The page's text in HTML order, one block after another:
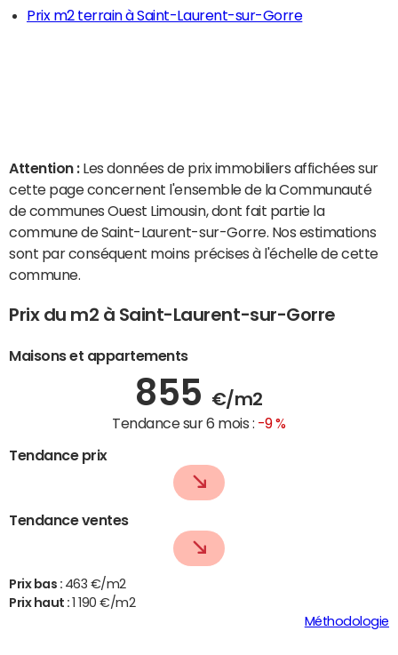
Prix m2 terrain à Saint-Laurent-sur-Gorre
Attention : Les données de prix immobiliers affichées sur
cette page concernent l'ensemble de la Communauté
de communes Ouest Limousin, dont fait partie la
commune de Saint-Laurent-sur-Gorre. Nos estimations
sont par conséquent moins précises à l'échelle de cette
commune.
Prix du m2 à Saint-Laurent-sur-Gorre
Maisons et appartements
855 €/m2
Tendance sur 6 mois : -9 %
Tendance prix
Tendance ventes
Prix bas : 463 €/m2
Prix haut :
1 190 €/m2
Méthodologie